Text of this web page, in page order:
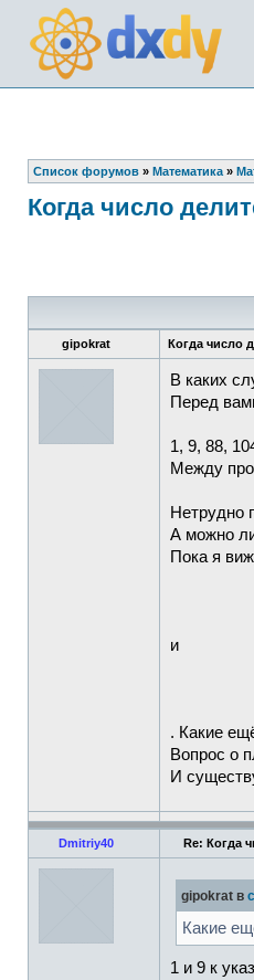
Список форумов » Математика »
Когда число
gipokrat Когда число
В каких
Перед
1, 9, 88,
Между
Нетрудно
А можно
Пока я
и
. Какие
Вопрос о
И
Dmitriy40 Re: Когда
gipokrat в
Какие
1 и 9 к